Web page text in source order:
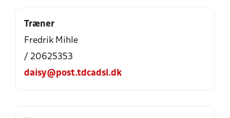
Træner
Fredrik Mihle
/ 20625353
daisy@post.tdcadsl.dk